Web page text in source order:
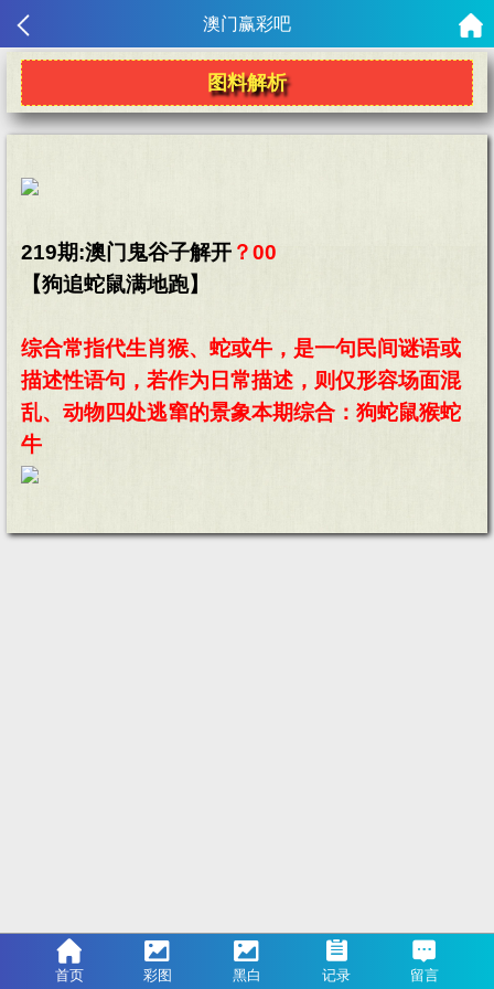
首页 彩图 黑白 记录 留言
澳门赢彩吧
图料解析
219期:澳门鬼谷子解开 ？00
【狗追蛇鼠满地跑】
综合常指代生肖猴、蛇或牛，是一句民间谜语或
描述性语句，若作为日常描述，则仅形容场面混
乱、动物四处逃窜的景象本期综合：狗蛇鼠猴蛇
牛